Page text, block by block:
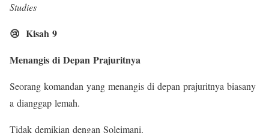
Studies
😢 Kisah 9
Menangis di Depan Prajuritnya
Seorang komandan yang menangis di depan prajuritnya biasany
a dianggap lemah.
Tidak demikian dengan Soleimani.